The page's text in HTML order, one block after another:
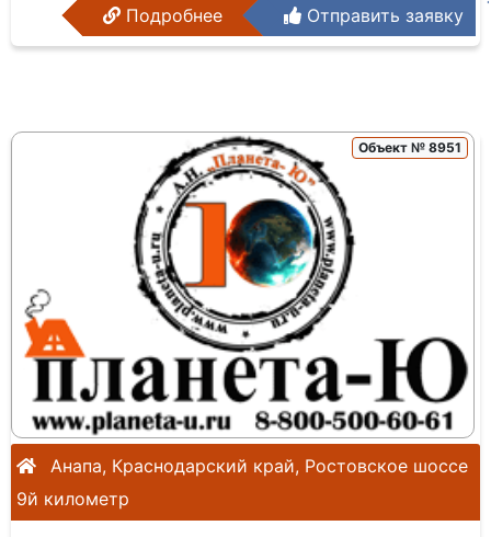
Подробнее Отправить заявку
Объект № 8951
Анапа, Краснодарский край, Ростовское шоссе
9й километр